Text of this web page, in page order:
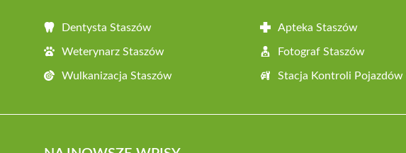
Dentysta Staszów Apteka Staszów
Weterynarz Staszów Fotograf Staszów
Wulkanizacja Staszów Stacja Kontroli Pojazdów